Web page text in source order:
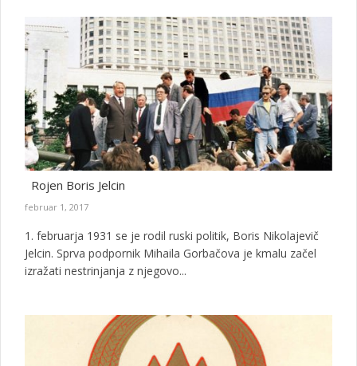
Rojen Boris Jelcin
februar 1, 2017
1. februarja 1931 se je rodil ruski politik, Boris Nikolajevič
Jelcin. Sprva podpornik Mihaila Gorbačova je kmalu začel
izražati nestrinjanja z njegovo...